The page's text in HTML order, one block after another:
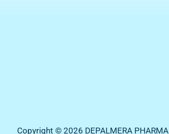
Copyright © 2026 DEPALMERA PHARMA